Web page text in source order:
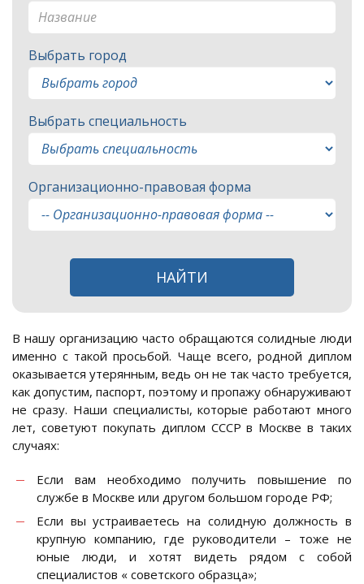
Выбрать город
Выбрать специальность
Организационно-правовая форма
НАЙТИ
В нашу организацию часто обращаются солидные люди
именно с такой просьбой. Чаще всего, родной диплом
оказывается утерянным, ведь он не так часто требуется,
как допустим, паспорт, поэтому и пропажу обнаруживают
не сразу. Наши специалисты, которые работают много
лет, советуют покупать диплом СССР в Москве в таких
случаях:
Если вам необходимо получить повышение по
службе в Москве или другом большом городе РФ;
Если вы устраиваетесь на солидную должность в
крупную компанию, где руководители – тоже не
юные люди, и хотят видеть рядом с собой
специалистов « советского образца»;